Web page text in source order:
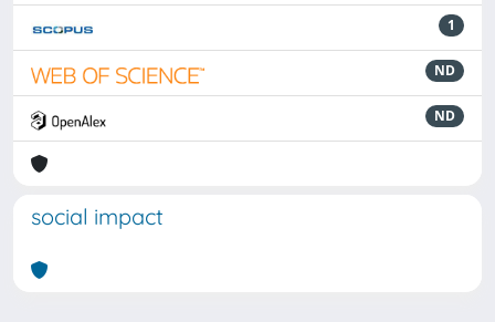
1
ND
ND
social impact